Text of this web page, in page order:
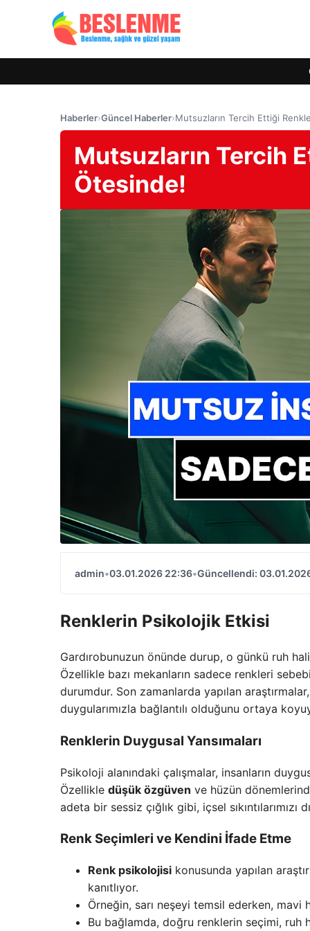
Haberler›Güncel Haberler›Mutsuzların Tercih Ettiği
Mutsuzların Tercih
Ötesinde!
admin•03.01.2026 22:36•Güncellendi:
Renklerin Psikolojik Etkisi
Gardırobunuzun önünde durup, o günkü ruh
Özellikle bazı mekanların sadece renkleri
durumdur. Son zamanlarda yapılan
duygularımızla bağlantılı olduğunu ortaya
Renklerin Duygusal Yansımaları
Psikoloji alanındaki çalışmalar, insanların
Özellikle düşük özgüven ve hüzün
adeta bir sessiz çığlık gibi, içsel sıkıntılarımızı
Renk Seçimleri ve Kendini İfade Etme
Renk psikolojisi konusunda yapılan
kanıtlıyor.
Örneğin, sarı neşeyi temsil ederken, mavi
Bu bağlamda, doğru renklerin seçimi, ruh